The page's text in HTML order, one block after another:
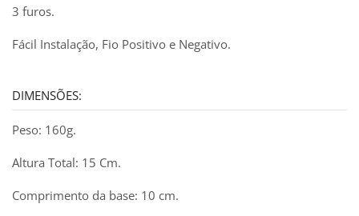
3 furos.
Fácil Instalação, Fio Positivo e Negativo.
DIMENSÕES:
Peso: 160g.
Altura Total: 15 Cm.
Comprimento da base: 10 cm.